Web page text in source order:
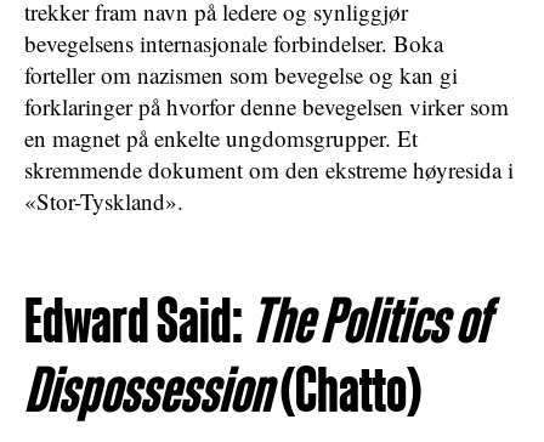
trekker fram navn på ledere og synliggjør
bevegelsens internasjonale forbindelser. Boka
forteller om nazismen som bevegelse og kan gi
forklaringer på hvorfor denne bevegelsen virker som
en magnet på enkelte ungdomsgrupper. Et
skremmende dokument om den ekstreme høyresida i
«Stor-Tyskland».
Edward Said: The Politics of
Dispossession(Chatto)